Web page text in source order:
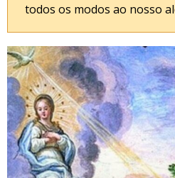
todos os modos ao nosso